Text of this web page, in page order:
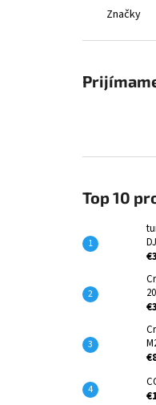
Značky
Top 10